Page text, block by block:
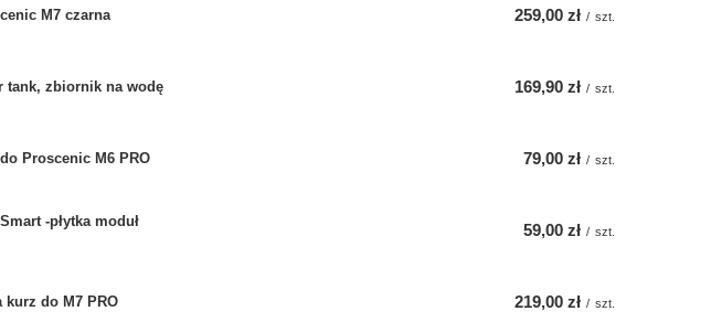
M7 czarna 259,00 zł / szt.
tank, zbiornik na wodę 169,90 zł / szt.
Proscenic M6 PRO 79,00 zł / szt.
-płytka moduł
59,00 zł / szt.
do M7 PRO 219,00 zł / szt.